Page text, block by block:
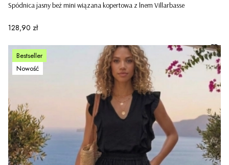
Spódnica jasny beż mini wiązana kopertowa z lnem Villarbasse
Cena
128,90 zł
Bestseller
Nowość